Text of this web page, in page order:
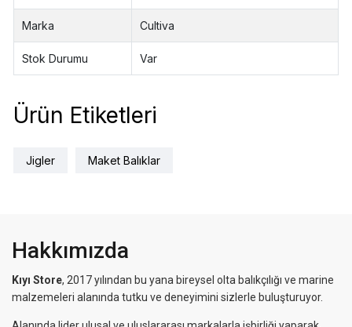
Marka Cultiva
Stok Durumu Var
Ürün Etiketleri
Jigler Maket Balıklar
Hakkımızda
Kıyı Store, 2017 yılından bu yana bireysel olta balıkçılığı ve marine
malzemeleri alanında tutku ve deneyimini sizlerle buluşturuyor.